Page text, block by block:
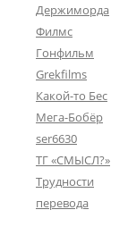
с
и
и
н
е
Г
Держиморда
Филмс
Гонфильм
Grekfilms
Какой-то Бес
Мега-Бобёр
ser6630
ТГ «СМЫСЛ?»
Трудности
перевода